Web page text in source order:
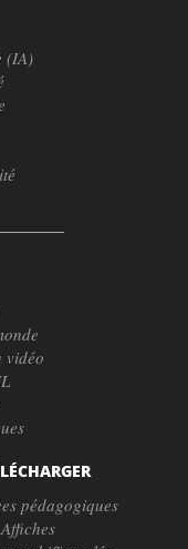
(IA)
vidéo
pédagogiques
Affiches